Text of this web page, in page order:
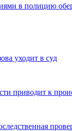
в полицию
уходит в суд
приводит к